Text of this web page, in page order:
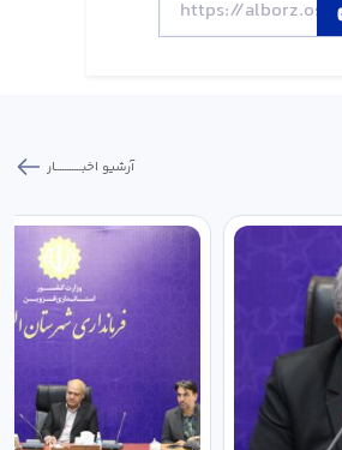
آرشیو اخبـــــــــــار